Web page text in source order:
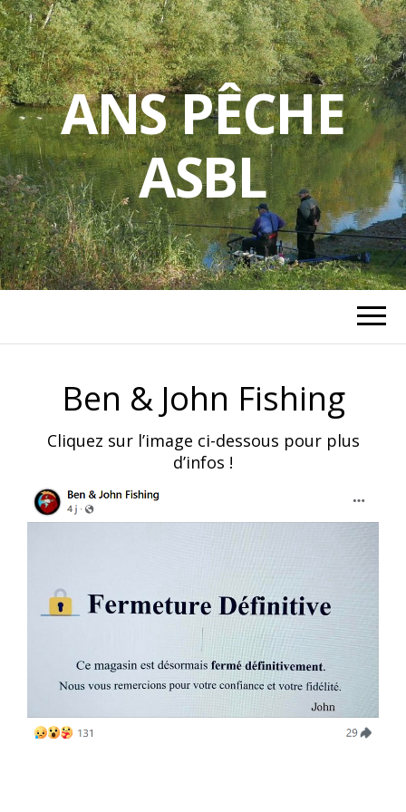
ANS PÊCHE
ASBL
Ben & John Fishing
Cliquez sur l’image ci-dessous pour plus
d’infos !